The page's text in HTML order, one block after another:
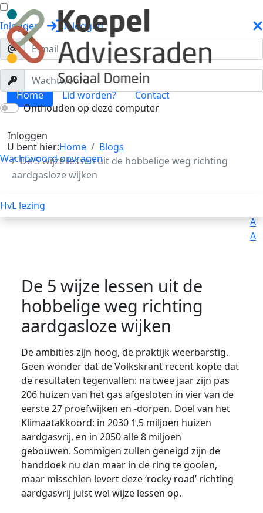
Inloggen Inloggen
Onthouden op deze computer
Inloggen
Wachtwoord opvragen
HvL lezing
Home Lid worden? Contact
U bent hier:Home
Blogs
De 5 wijze lessen uit de hobbelige weg richting
aardgasloze wijken
A
A
De 5 wijze lessen uit de
hobbelige weg richting
aardgasloze wijken
De ambities zijn hoog, de praktijk weerbarstig.
Geen wonder dat de Volkskrant recent kopte dat
de resultaten tegenvallen: na twee jaar zijn pas
206 huizen van het gas afgesloten in vier van de
eerste 27 proefwijken en -dorpen. Doel van het
Klimaatakkoord: in 2030 1,5 miljoen huizen
aardgasvrij, en in 2050 alle 8 miljoen
gebouwen. Sommigen zullen geneigd zijn de
handdoek nu dan maar in de ring te gooien,
maar misschien levert deze ‘rocky road’ richting
aardgasvrij juist wel wijze lessen op.